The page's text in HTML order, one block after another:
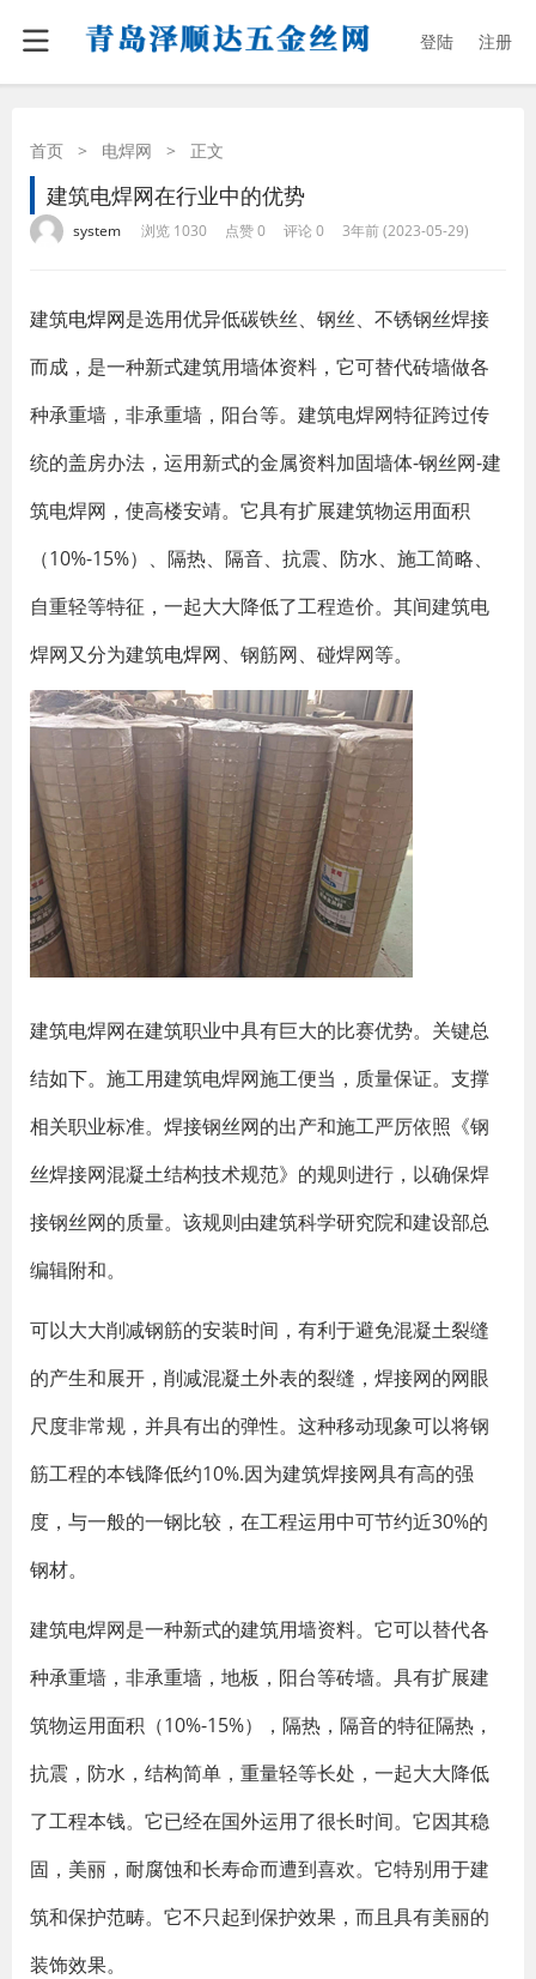
登陆 注册
首页 > 电焊网 > 正文
建筑电焊网在行业中的优势
system 浏览 1030 点赞 0 评论 0 3年前 (2023-05-29)
建筑电焊网是选用优异低碳铁丝、钢丝、不锈钢丝焊接
而成，是一种新式建筑用墙体资料，它可替代砖墙做各
种承重墙，非承重墙，阳台等。建筑电焊网特征跨过传
统的盖房办法，运用新式的金属资料加固墙体-钢丝网-建
筑电焊网，使高楼安靖。它具有扩展建筑物运用面积
（10%-15%）、隔热、隔音、抗震、防水、施工简略、
自重轻等特征，一起大大降低了工程造价。其间建筑电
焊网又分为建筑电焊网、钢筋网、碰焊网等。
建筑电焊网在建筑职业中具有巨大的比赛优势。关键总
结如下。施工用建筑电焊网施工便当，质量保证。支撑
相关职业标准。焊接钢丝网的出产和施工严厉依照《钢
丝焊接网混凝土结构技术规范》的规则进行，以确保焊
接钢丝网的质量。该规则由建筑科学研究院和建设部总
编辑附和。
可以大大削减钢筋的安装时间，有利于避免混凝土裂缝
的产生和展开，削减混凝土外表的裂缝，焊接网的网眼
尺度非常规，并具有出的弹性。这种移动现象可以将钢
筋工程的本钱降低约10%.因为建筑焊接网具有高的强
度，与一般的一钢比较，在工程运用中可节约近30%的
钢材。
建筑电焊网是一种新式的建筑用墙资料。它可以替代各
种承重墙，非承重墙，地板，阳台等砖墙。具有扩展建
筑物运用面积（10%-15%），隔热，隔音的特征隔热，
抗震，防水，结构简单，重量轻等长处，一起大大降低
了工程本钱。它已经在国外运用了很长时间。它因其稳
固，美丽，耐腐蚀和长寿命而遭到喜欢。它特别用于建
筑和保护范畴。它不只起到保护效果，而且具有美丽的
装饰效果。